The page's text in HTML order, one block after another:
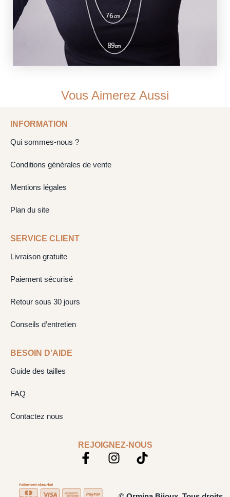
Vous Aimerez Aussi
INFORMATION
Qui sommes-nous ?
Conditions générales de vente
Mentions légales
Plan du site
SERVICE CLIENT
Livraison gratuite
Paiement sécurisé
Retour sous 30 jours
Conseils d’entretien
BESOIN D’AIDE
Guide des tailles
FAQ
Contactez nous
REJOIGNEZ-NOUS